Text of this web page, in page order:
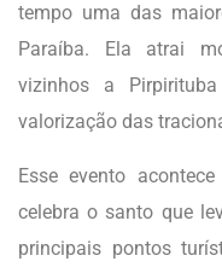
tempo uma das
Paraíba. Ela atrai
vizinhos a
valorização das
Esse evento
celebra o santo que
principais pontos